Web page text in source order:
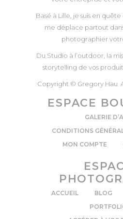
Basé à Lille, je suis en
me déplace partout
photographier
Du Studio à l’outdoor, la
storytelling de vos
Copyright © Gregory Hau
ESPACE
GALERIE
CONDITIONS
MON COMPTE
ACCUEIL BLOG